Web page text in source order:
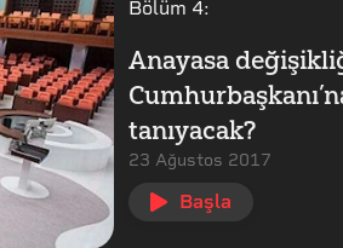
Bölüm 4:
Anayasa
tanıyacak?
23 Ağustos 2017
Başla